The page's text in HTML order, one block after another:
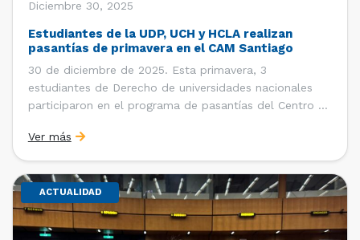
Diciembre 30, 2025
Estudiantes de la UDP, UCH y HCLA realizan
pasantías de primavera en el CAM Santiago
30 de diciembre de 2025. Esta primavera, 3
estudiantes de Derecho de universidades nacionales
participaron en el programa de pasantías del Centro de
de Santiago (CCS). Entre el 3 de noviembre y el 30 de
diciembre realizaron su pasantía Ingrid Ivania […]
Ver más
ACTUALIDAD